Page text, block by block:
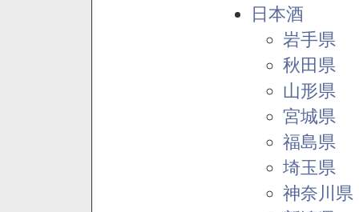
日本酒
岩手県
秋田県
山形県
宮城県
福島県
埼玉県
神奈川県